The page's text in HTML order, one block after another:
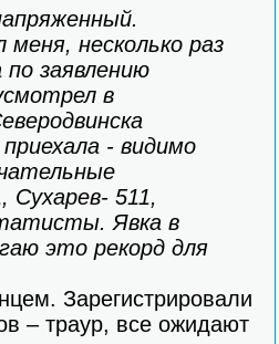
несколько раз
заявлению
в
- видимо
Сухарев- 511,
Явка в
это рекорд для
Зарегистрировали
– траур, все ожидают